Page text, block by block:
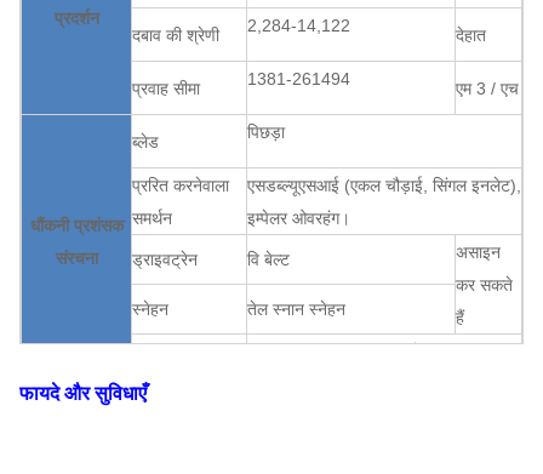
प्रदर्शन
दबाव की श्रेणी 2,284-14,122 देहात
प्रवाह सीमा 1381-261494 एम 3 / एच
धौंकनी प्रशंसक
संरचना
ब्लेड पिछड़ा
प्ररित करनेवाला
समर्थन
एसडब्ल्यूएसआई (एकल चौड़ाई, सिंगल इनलेट),
इम्पेलर ओवरहंग।
ड्राइवट्रेन वि बेल्ट
असाइन
कर सकते
हैं
स्नेहन तेल स्नान स्नेहन
मोटर
फायदे और सुविधाएँ